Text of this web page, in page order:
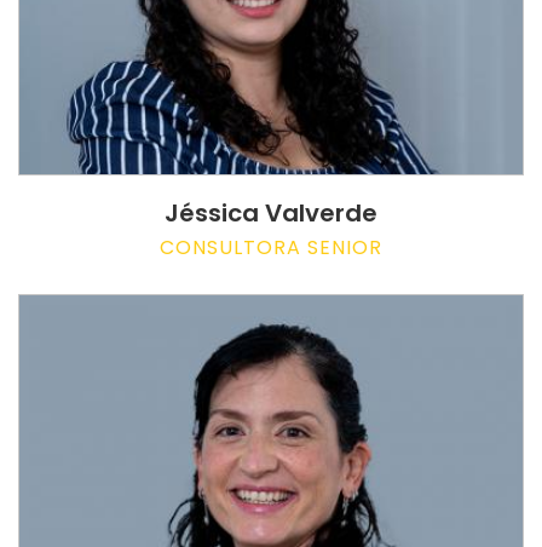
Jéssica Valverde
CONSULTORA SENIOR